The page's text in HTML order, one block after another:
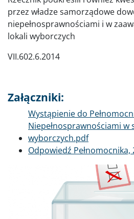
przez władze samorządowe
niepełnosprawnościami i w
lokali wyborczych
VII.602.6.2014
Załączniki:
Dokument
Wystąpienie do
Niepełnosprawnościami w
wyborczych.pdf
Dokument
Odpowiedź